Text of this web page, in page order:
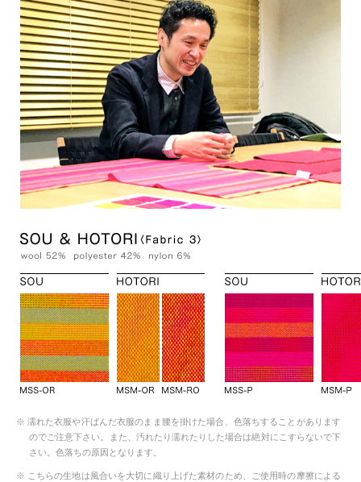
※ 濡れた衣服や汗ばんだ衣服のまま腰を掛けた場合、色落ちすることがあります
のでご注意下さい。また、汚れたり濡れたりした場合は絶対にこすらないで下
さい。色落ちの原因となります。
※ こちらの生地は風合いを大切に織り上げた素材のため、ご使用時の摩擦による